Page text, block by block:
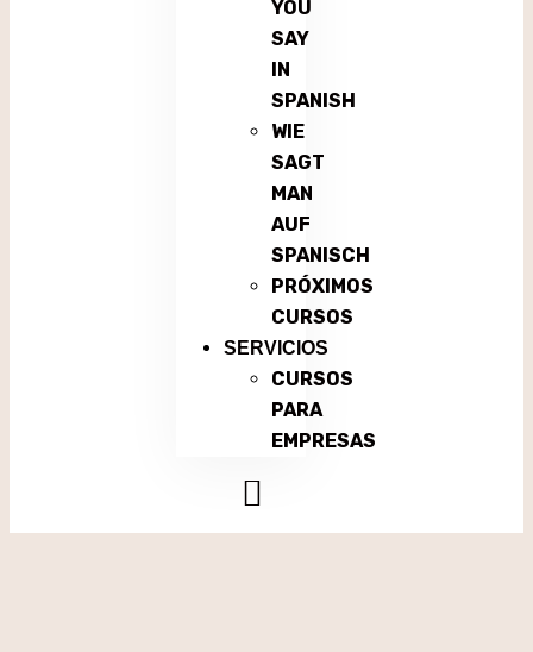
YOU
SAY
IN
SPANISH
WIE
SAGT
MAN
AUF
SPANISCH
PRÓXIMOS
CURSOS
SERVICIOS
CURSOS
PARA
EMPRESAS